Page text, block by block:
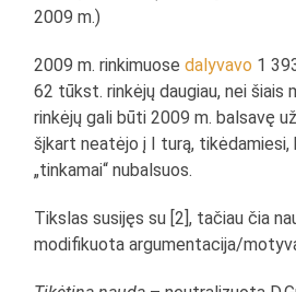
2009 m.)
2009 m. rinkimuosedalyvavo 1
62 tūkst. rinkėjų daugiau, nei šiais
rinkėjų gali būti 2009 m. balsavę
šįkart neatėjo į I turą, tikėdamiesi,
„tinkamai“ nubalsuos.
Tikslas susijęs su [2], tačiau čia
modifikuota argumentacija/